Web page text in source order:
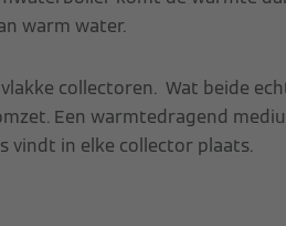
warm water.
collectoren. Wat beide
Een warmtedragend
vindt in elke collector plaats.